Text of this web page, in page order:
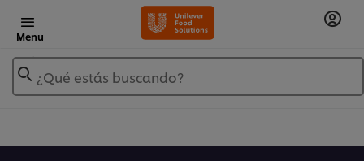
Menu
¿Qué estás buscando?